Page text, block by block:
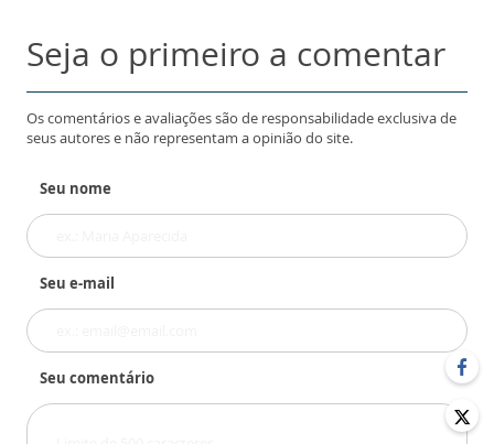
Seja o primeiro a comentar
Os comentários e avaliações são de responsabilidade exclusiva de
seus autores e não representam a opinião do site.
Seu nome
Seu e-mail
Seu comentário